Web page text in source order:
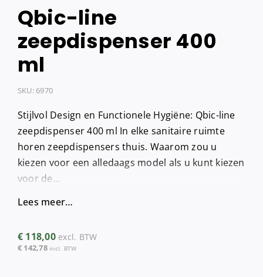
Qbic-line
zeepdispenser 400
ml
SKU: 6970
Stijlvol Design en Functionele Hygiëne: Qbic-line
zeepdispenser 400 ml In elke sanitaire ruimte
horen zeepdispensers thuis. Waarom zou u
kiezen voor een alledaags model als u kunt kiezen
voor de...
Lees meer…
€ 118,00 excl. BTW
€ 142,78 incl. BTW